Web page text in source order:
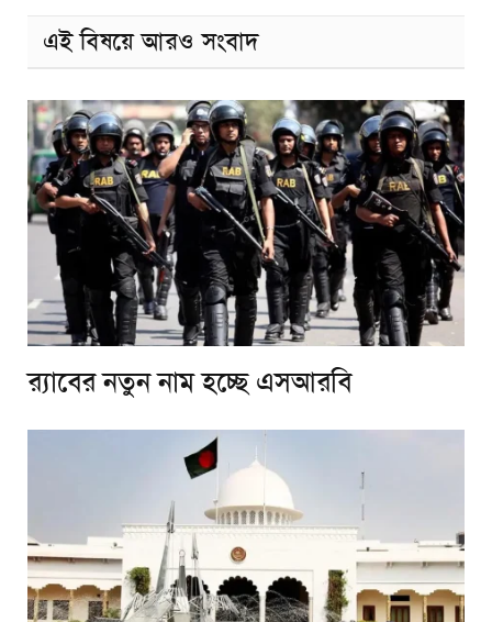
এই বিষয়ে আরও সংবাদ
র‌্যাবের নতুন নাম হচ্ছে এসআরবি